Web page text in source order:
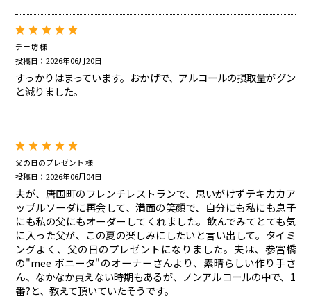
チー坊 様
投稿日：2026年06月20日
すっかりはまっています。おかげで、アルコールの摂取量がグン
と減りました。
父の日のプレゼント 様
投稿日：2026年06月04日
夫が、唐国町のフレンチレストランで、思いがけずテキカカア
ップルソーダに再会して、満面の笑顔で、自分にも私にも息子
にも私の父にもオーダーしてくれました。飲んでみてとても気
に入った父が、この夏の楽しみにしたいと言い出して。タイミ
ングよく、父の日のプレゼントになりました。夫は、参宮橋
の"mee ボニータ"のオーナーさんより、素晴らしい作り手さ
ん、なかなか買えない時期もあるが、ノンアルコールの中で、1
番?と、教えて頂いていたそうです。